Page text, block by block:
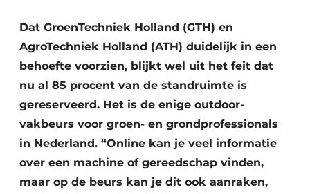
Dat GroenTechniek Holland (GTH) en
AgroTechniek Holland (ATH) duidelijk in een
behoefte voorzien, blijkt wel uit het feit dat
nu al 85 procent van de standruimte is
gereserveerd. Het is de enige outdoor-
vakbeurs voor groen- en grondprofessionals
in Nederland. “Online kan je veel informatie
over een machine of gereedschap vinden,
maar op de beurs kan je dit ook aanraken,